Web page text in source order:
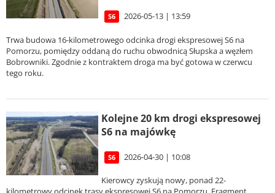
S6 2026-05-13 | 13:59
Trwa budowa 16-kilometrowego odcinka drogi ekspresowej S6 na
Pomorzu, pomiędzy oddaną do ruchu obwodnicą Słupska a węzłem
Bobrowniki. Zgodnie z kontraktem droga ma być gotowa w czerwcu
tego roku.
Kolejne 20 km drogi ekspresowej
S6 na majówkę
S6 2026-04-30 | 10:08
Kierowcy zyskują nowy, ponad 22-